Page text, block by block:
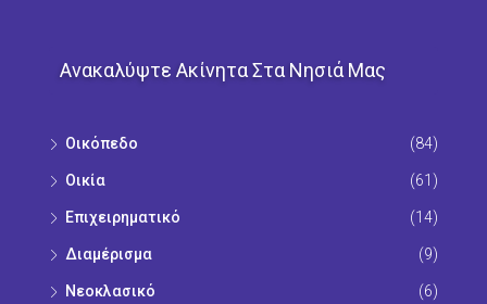
Ανακαλύψτε Ακίνητα Στα Νησιά Μας
Οικόπεδo (84)
Οικία (61)
Επιχειρηματικό (14)
Διαμέρισμα (9)
Νεοκλασικό (6)